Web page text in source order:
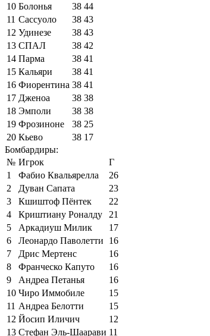
10 Болонья 38 44
11 Сассуоло 38 43
12 Удинезе 38 43
13 СПАЛ 38 42
14 Парма 38 41
15 Кальяри 38 41
16 Фиорентина 38 41
17 Дженоа 38 38
18 Эмполи 38 38
19 Фрозиноне 38 25
20 Кьево 38 17
Бомбардиры:
№ Игрок
Г
1
Фабио Квальярелла
26
2
Дуван Сапата
23
3
Кшиштоф Пёнтек
22
4
Криштиану Роналду
21
5
Аркадиуш Милик
17
6
Леонардо Паволетти
16
7
Дрис Мертенс
16
8
Франческо Капуто
16
9
Андреа Петанья
16
10 Чиро Иммобиле
15
11 Андреа Белотти
15
12 Йосип Иличич
12
13 Стефан Эль-Шаарави 11